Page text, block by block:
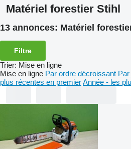
Matériel forestier Stihl
13 annonces: Matériel
Filtre
Trier: Mise en ligne
Mise en ligne Par ordre décroissant
plus récentes en premierAnnée - les